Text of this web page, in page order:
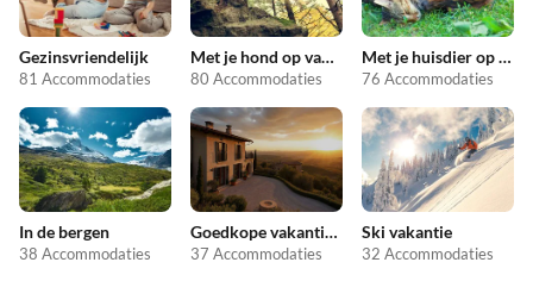
Gezinsvriendelijk
81 Accommodaties
Met je hond op vakantie
80 Accommodaties
Met je huisdier op vakantie
76 Accommodaties
In de bergen
38 Accommodaties
Goedkope vakantieappartementen
37 Accommodaties
Ski vakantie
32 Accommodaties